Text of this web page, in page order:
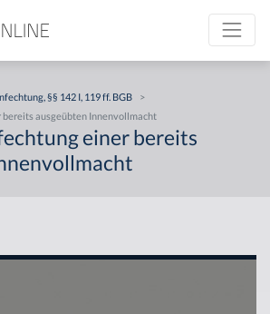
§§ 142 I, 119 ff. BGB
>
ausgeübten Innenvollmacht
einer bereits